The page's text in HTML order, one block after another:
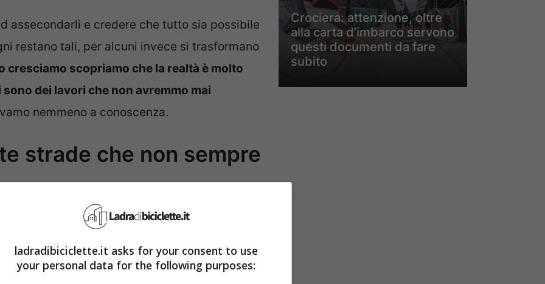
assecondarli e credere che tutto sia possibile
restano tali, per alcuni invece si trasformano
cresciamo scopriamo che la realtà è molto
dei lavori che non avremmo mai
nemmeno a conoscenza.
strade che non sempre
all’immaginazione infantile ma che
ma anche un
la fantasia del nostro bambino
Crociera: attenzione, oltre
alla carta d’imbarco servono
questi documenti da fare
subito
ladradibiciclette.it asks for your consent to use
your personal data for the following purposes: